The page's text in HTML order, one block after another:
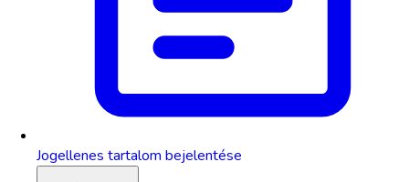
Jogellenes tartalom bejelentése